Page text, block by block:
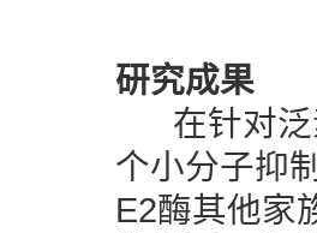
研究成果
在针对泛
个小分子抑
E2酶其他家